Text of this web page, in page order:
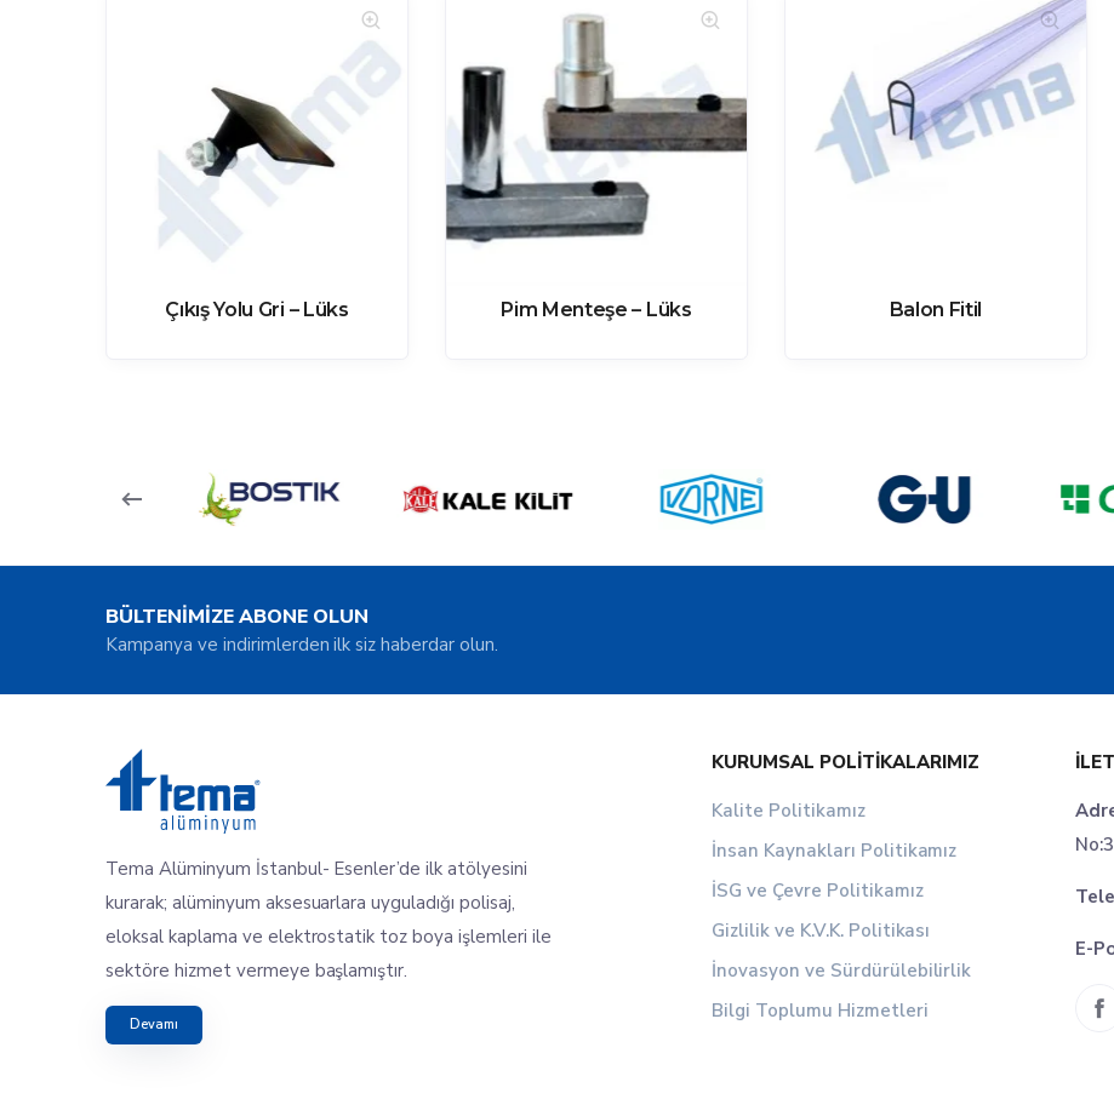
Çıkış Yolu Gri – Lüks Pim Menteşe – Lüks Balon Fitil
BÜLTENİMİZE ABONE OLUN
Kampanya ve indirimlerden ilk siz haberdar olun.
Tema Alüminyum İstanbul- Esenler’de ilk atölyesini
kurarak; alüminyum aksesuarlara uyguladığı polisaj,
eloksal kaplama ve elektrostatik toz boya işlemleri ile
sektöre hizmet vermeye başlamıştır.
Devamı
KURUMSAL POLITIKALARIMIZ
Kalite Politikamız
İnsan Kaynakları Politikamız
İSG ve Çevre Politikamız
Gizlilik ve K.V.K. Politikası
İnovasyon ve Sürdürülebilirlik
Bilgi Toplumu Hizmetleri
E-